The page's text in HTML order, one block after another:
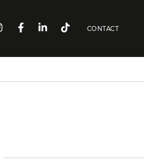
CONTACT